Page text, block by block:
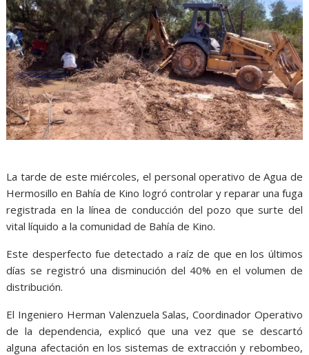
La tarde de este miércoles, el personal operativo de Agua de
Hermosillo en Bahía de Kino logró controlar y reparar una fuga
registrada en la línea de conducción del pozo que surte del
vital líquido a la comunidad de Bahía de Kino.
Este desperfecto fue detectado a raíz de que en los últimos
días se registró una disminución del 40% en el volumen de
distribución.
El Ingeniero Herman Valenzuela Salas, Coordinador Operativo
de la dependencia, explicó que una vez que se descartó
alguna afectación en los sistemas de extracción y rebombeo,